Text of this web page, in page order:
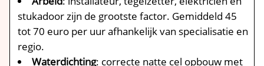
stukadoor zijn de grootste factor.​ Gemiddeld 45
tot 70 euro per uur afhankelijk van specialisatie en
regio.​
Waterdichting: correcte natte cel opbouw met